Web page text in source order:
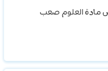
مادة العلوم صعب